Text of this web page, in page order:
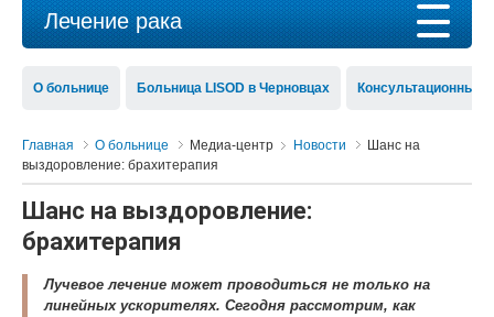
Лечение рака
О больнице Больница LISOD в Черновцах Консультационный
Главная О больнице Медиа-центр Новости
Шанс на
выздоровление: брахитерапия
Шанс на выздоровление:
брахитерапия
Лучевое лечение может проводиться не только на
линейных ускорителях. Сегодня рассмотрим, как